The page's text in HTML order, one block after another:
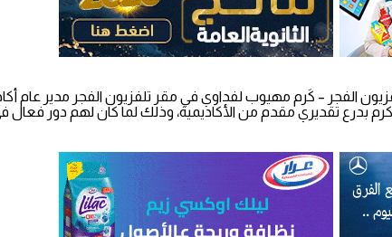
الفجر – كَرم مهيوب لفداوي في مقر تلفزيون الفجر مدير عام
بدرع تقديري مقدم من الأكاديمية، وذلك لما كان لهم دور فعال